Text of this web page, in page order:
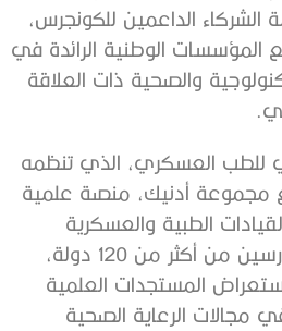
الشركاء الداعمين للكونجرس،
المؤسسات الوطنية الرائدة في
والصحية ذات العلاقة
للطب العسكري، الذي تنظمه
مع مجموعة أدنيك، منصة علمية
الطبية والعسكرية
والخبراء والباحثين والممارسين من أكثر من 120 دولة،
المستجدات العلمية
مجالات الرعاية الصحية